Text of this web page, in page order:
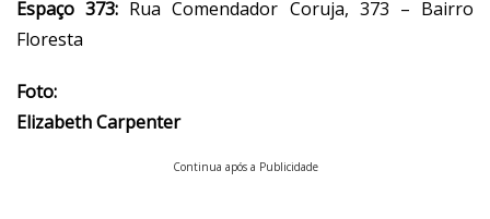
Espaço 373: Rua Comendador Coruja, 373 – Bairro
Floresta
Foto:
Elizabeth Carpenter
Continua após a Publicidade